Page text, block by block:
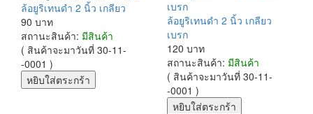
ล้อยูริเทนดำ 2 นิ้ว เกลียว
90 บาท
สถานะสินค้า: มีสินค้า
( สินค้าจะมาวันที่ 30-11-
-0001 )
ล้อยูริเทนดำ 2 นิ้ว เกลียว
เบรก
120 บาท
สถานะสินค้า: มีสินค้า
( สินค้าจะมาวันที่ 30-11-
-0001 )